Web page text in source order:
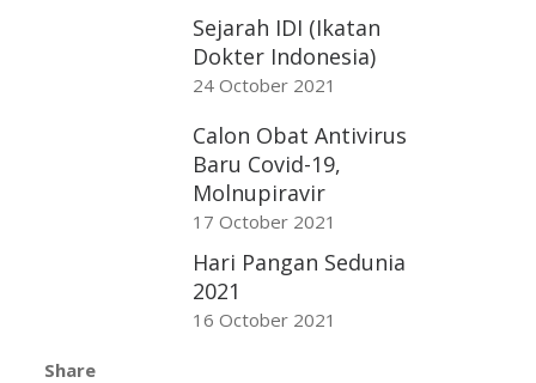
Sejarah IDI (Ikatan
Dokter Indonesia)
24 October 2021
Calon Obat Antivirus
Baru Covid-19,
Molnupiravir
17 October 2021
Hari Pangan Sedunia
2021
16 October 2021
Share